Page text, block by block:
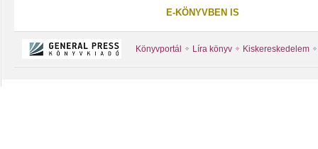
E-KÖNYVBEN IS
Könyvportál Líra könyv Kiskereskedelem